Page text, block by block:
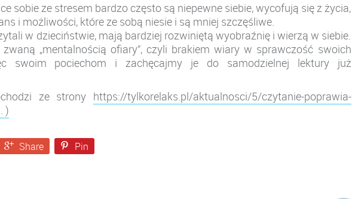
sobie ze stresem bardzo często są niepewne siebie, wycofują się z życia,
i możliwości, które ze sobą niesie i są mniej szczęśliwe.
w dzieciństwie, mają bardziej rozwiniętą wyobraźnię i wierzą w siebie.
„mentalnością ofiary”, czyli brakiem wiary w sprawczość swoich
swoim pociechom i zachęcajmy je do samodzielnej lektury już
ze strony https://tylkorelaks.pl/aktualnosci/5/czytanie-poprawia-
)
Share Pin